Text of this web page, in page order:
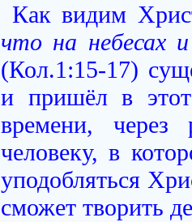
Как видим
что на небесах
(Кол.1:15-17)
и пришёл в
времени,
человеку, в
уподобляться
сможет творить